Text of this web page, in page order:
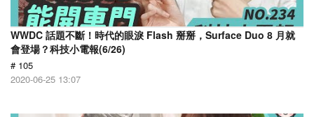
WWDC 話題不斷！時代的眼淚 Flash 掰掰，Surface Duo 8 月就
會登場？科技小電報(6/26)
# 105
2020-06-25 13:07